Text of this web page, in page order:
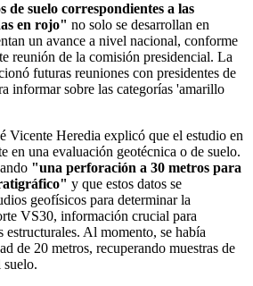
de suelo correspondientes a las
en rojo" no solo se desarrollan en
un avance a nivel nacional, conforme
reunión de la comisión presidencial. La
futuras reuniones con presidentes de
informar sobre las categorías 'amarillo
Vicente Heredia explicó que el estudio en
en una evaluación geotécnica o de suelo.
"una perforación a 30 metros para
y que estos datos se
geofísicos para determinar la
VS30, información crucial para
estructurales. Al momento, se había
de 20 metros, recuperando muestras de
suelo.